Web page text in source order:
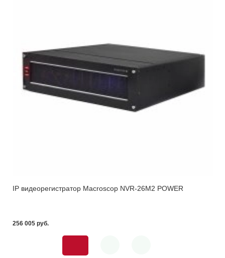
IP видеорегистратор Macroscop NVR-26M2 POWER
256 005 pуб.